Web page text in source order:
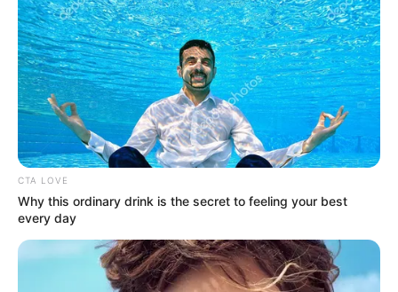
CTA LOVE
Why this ordinary drink is the secret to feeling your best
every day